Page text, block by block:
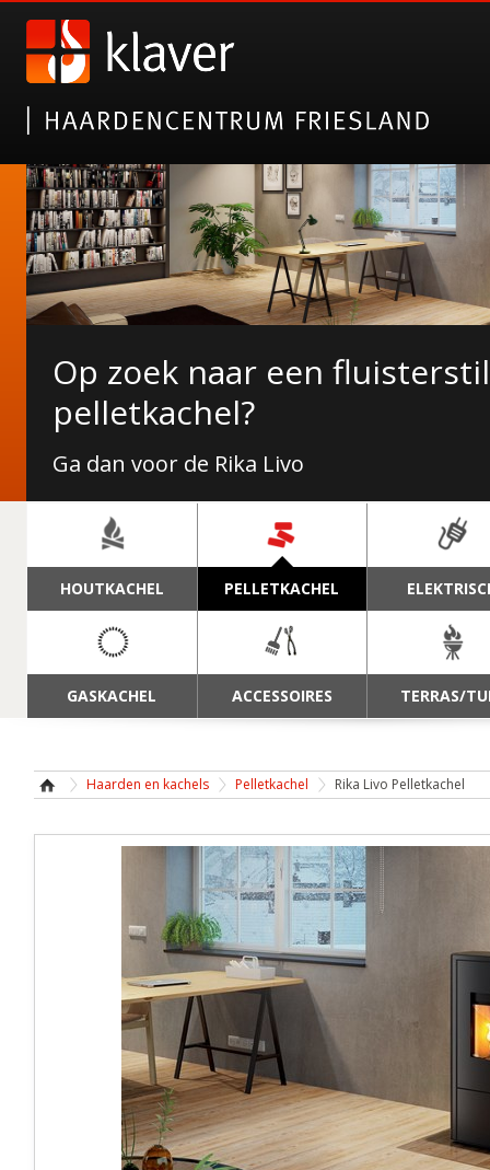
NORDICFIRE FINN
Wat Finn u ervan?
Op zoek naar een
pelletkachel?
Ga dan voor de Rika Livo
De Duroflame Carre
Nu bij ons in de showroom!
NAVIGATIE
HOUTKACHEL PELLETKACHEL
GASKACHEL ACCESSOIRES TERRAS/
Haarden en kachels Pelletkachel Rika Livo Pelletkachel